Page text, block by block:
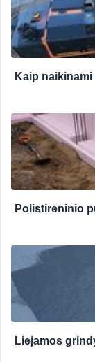
Kaip naikinami
Polistireninio
Liejamos